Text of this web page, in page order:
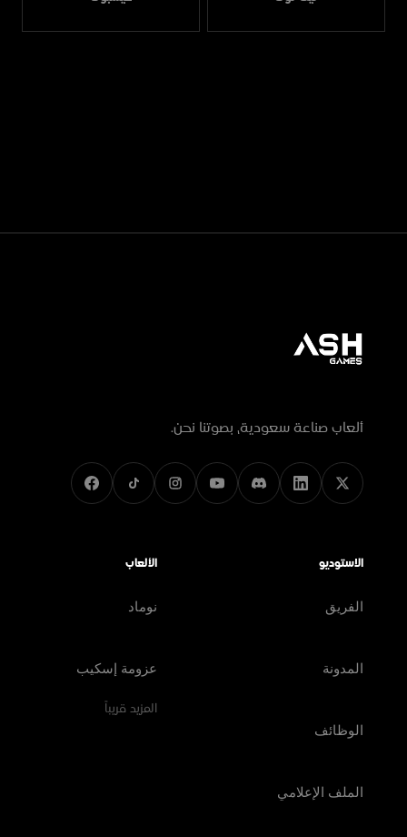
ألعاب صناعة سعودية، بصوتنا نحن.
الاستوديو
الفريق
المدونة
الوظائف
الملف الإعلامي
الألعاب
نوماد
عزومة إسكيب
المزيد قريباً